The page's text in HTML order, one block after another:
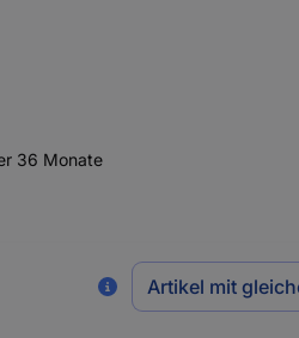
36 Monate
Artikel mit